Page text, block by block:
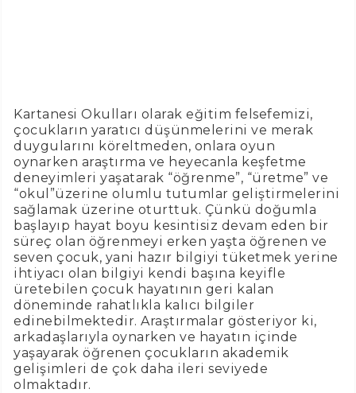
Kartanesi Okulları olarak eğitim felsefemizi,
çocukların yaratıcı düşünmelerini ve merak
duygularını köreltmeden, onlara oyun
oynarken araştırma ve heyecanla keşfetme
deneyimleri yaşatarak “öğrenme”, “üretme” ve
“okul”üzerine olumlu tutumlar geliştirmelerini
sağlamak üzerine oturttuk. Çünkü doğumla
başlayıp hayat boyu kesintisiz devam eden bir
süreç olan öğrenmeyi erken yaşta öğrenen ve
seven çocuk, yani hazır bilgiyi tüketmek yerine
ihtiyacı olan bilgiyi kendi başına keyifle
üretebilen çocuk hayatının geri kalan
döneminde rahatlıkla kalıcı bilgiler
edinebilmektedir. Araştırmalar gösteriyor ki,
arkadaşlarıyla oynarken ve hayatın içinde
yaşayarak öğrenen çocukların akademik
gelişimleri de çok daha ileri seviyede
olmaktadır.